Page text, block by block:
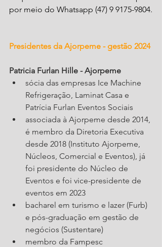
por meio do Whatsapp (47) 9 9175-9804.
Presidentes da Ajorpeme - gestão 2024
Patricia Furlan Hille - Ajorpeme
sócia das empresas Ice Machine
Refrigeração, Laminat Casa e
Patrícia Furlan Eventos Sociais
associada à Ajorpeme desde 2014,
é membro da Diretoria Executiva
desde 2018 (Instituto Ajorpeme,
Núcleos, Comercial e Eventos), já
foi presidente do Núcleo de
Eventos e foi vice-presidente de
eventos em 2023
bacharel em turismo e lazer (Furb)
e pós-graduação em gestão de
negócios (Sustentare)
membro da Fampesc